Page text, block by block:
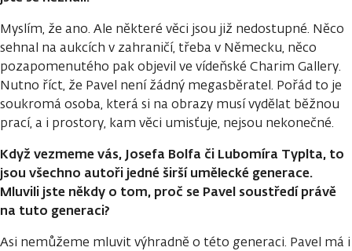
Myslím, že ano. Ale některé věci jsou již nedostupné. Něco
sehnal na aukcích v zahraničí, třeba v Německu, něco
pozapomenutého pak objevil ve vídeňské Charim Gallery.
Nutno říct, že Pavel není žádný megasběratel. Pořád to je
soukromá osoba, která si na obrazy musí vydělat běžnou
prací, a i prostory, kam věci umisťuje, nejsou nekonečné.
Když vezmeme vás, Josefa Bolfa či Lubomíra Typlta, to
jsou všechno autoři jedné širší umělecké generace.
Mluvili jste někdy o tom, proč se Pavel soustředí právě
na tuto generaci?
Asi nemůžeme mluvit výhradně o této generaci. Pavel má i